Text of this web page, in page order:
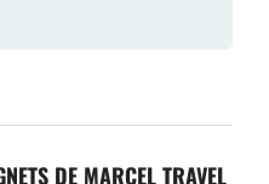
DE MARCEL TRAVEL